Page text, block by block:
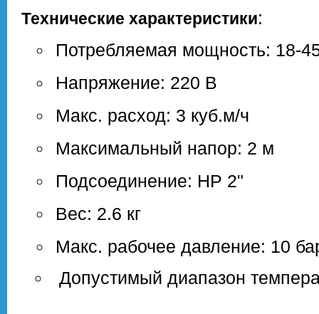
Технические характеристики:
Потребляемая мощность: 18-
Напряжение: 220 В
Макс. расход: 3 куб.м/ч
Максимальный напор: 2 м
Подсоединение: НР 2"
Вес: 2.6 кг
Макс. рабочее давление: 10
Допустимый диапазон